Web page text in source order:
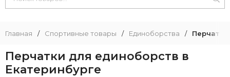
Главная / Спортивные товары / Единоборства /
Перчатки для единоборств в
Екатеринбурге